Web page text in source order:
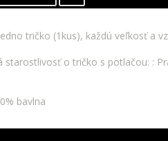
tričko (1kus), každú veľkosť a
starostlivosť o tričko s potlačou: :
bavlna